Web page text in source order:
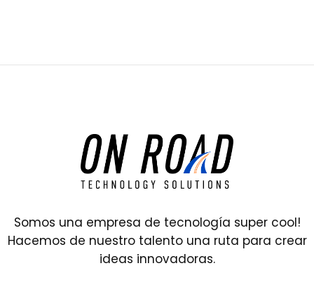
Somos una empresa de tecnología super cool!
Hacemos de nuestro talento una ruta para crear
ideas innovadoras.